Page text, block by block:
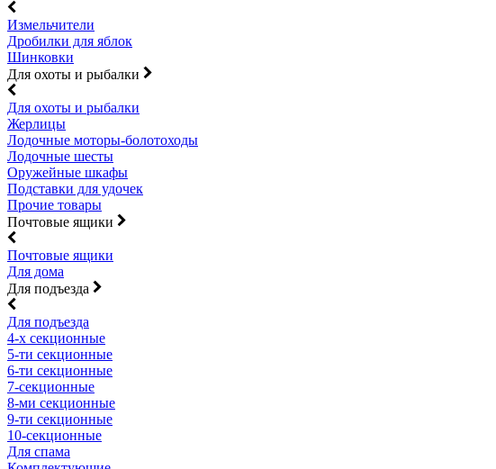
Измельчители
Дробилки для яблок
Шинковки
Для охоты и рыбалки
Для охоты и рыбалки
Жерлицы
Лодочные моторы-болотоходы
Лодочные шесты
Оружейные шкафы
Подставки для удочек
Прочие товары
Почтовые ящики
Почтовые ящики
Для дома
Для подъезда
Для подъезда
4-х секционные
5-ти секционные
6-ти секционные
7-секционные
8-ми секционные
9-ти секционные
10-секционные
Для спама